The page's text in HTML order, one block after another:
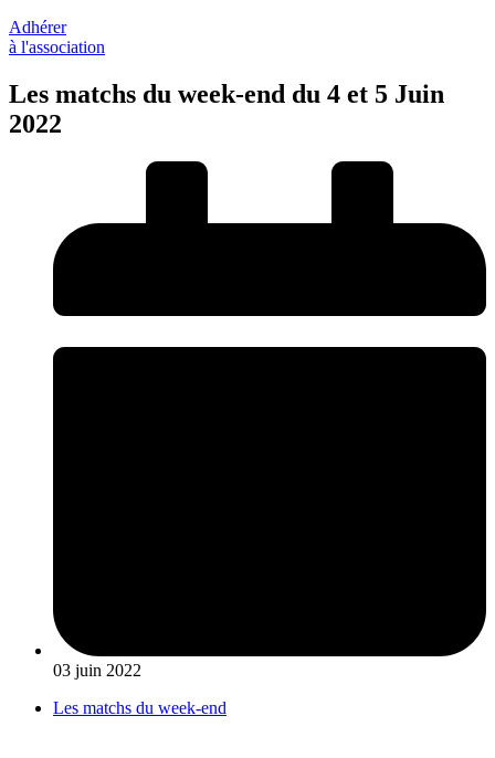
Adhérer
à l'association
Les matchs du week-end du 4 et 5 Juin
2022
03 juin 2022
Les matchs du week-end